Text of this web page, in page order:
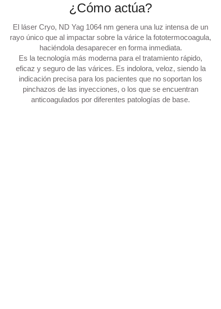
¿Cómo actúa?
El láser Cryo, ND Yag 1064 nm genera una luz intensa de un
rayo único que al impactar sobre la várice la fototermocoagula,
haciéndola desaparecer en forma inmediata.
Es la tecnología más moderna para el tratamiento rápido,
eficaz y seguro de las várices. Es indolora, veloz, siendo la
indicación precisa para los pacientes que no soportan los
pinchazos de las inyecciones, o los que se encuentran
anticoagulados por diferentes patologías de base.